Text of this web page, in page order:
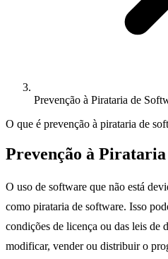
Prevenção à Pirataria de
O que é prevenção à pirataria de
Prevenção à
O uso de software que não está
como pirataria de software. Isso
condições de licença ou das leis de
modificar, vender ou distribuir o